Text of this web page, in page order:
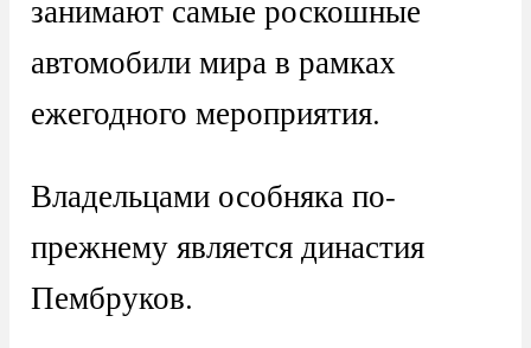
занимают самые роскошные
автомобили мира в рамках
ежегодного мероприятия.
Владельцами особняка по-
прежнему является династия
Пембруков.